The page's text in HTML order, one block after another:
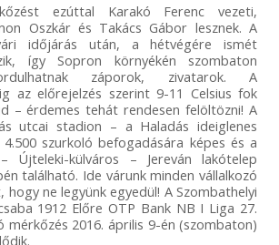
ezúttal Karakó Ferenc vezeti,
Oszkár és Takács Gábor lesznek. A
időjárás után, a hétvégére ismét
így Sopron környékén szombaton
záporok, zivatarok. A
az előrejelzés szerint 9-11 Celsius fok
– érdemes tehát rendesen felöltözni! A
utcai stadion – a Haladás ideiglenes
szurkoló befogadására képes és a
Újteleki-külváros – Jereván lakótelep
található. Ide várunk minden vállalkozó
ne legyünk egyedül! A Szombathelyi
1912 Előre OTP Bank NB I Liga 27.
2016. április 9-én (szombaton)